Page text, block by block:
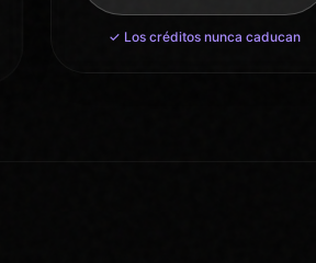
✓ Los créditos nunca caducan